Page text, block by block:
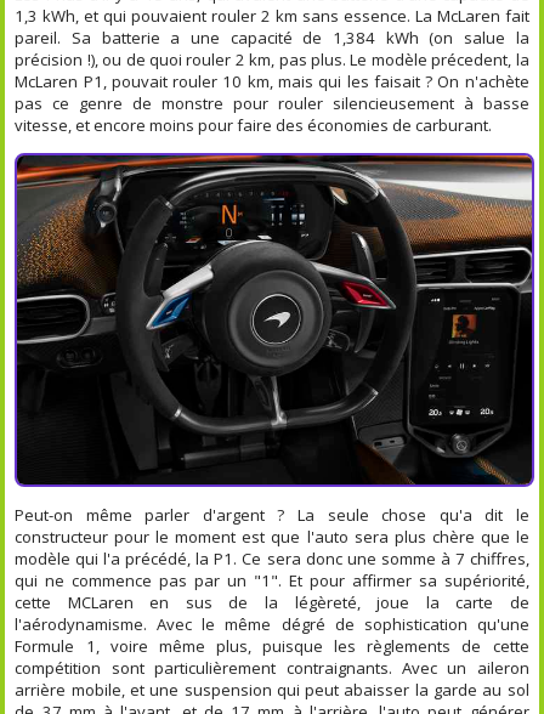
1,3 kWh, et qui pouvaient rouler 2 km sans essence. La McLaren fait
pareil. Sa batterie a une capacité de 1,384 kWh (on salue la
précision !), ou de quoi rouler 2 km, pas plus. Le modèle précedent, la
McLaren P1, pouvait rouler 10 km, mais qui les faisait ? On n'achète
pas ce genre de monstre pour rouler silencieusement à basse
vitesse, et encore moins pour faire des économies de carburant.
Peut-on même parler d'argent ? La seule chose qu'a dit le
constructeur pour le moment est que l'auto sera plus chère que le
modèle qui l'a précédé, la P1. Ce sera donc une somme à 7 chiffres,
qui ne commence pas par un "1". Et pour affirmer sa supériorité,
cette MCLaren en sus de la légèreté, joue la carte de
l'aérodynamisme. Avec le même dégré de sophistication qu'une
Formule 1, voire même plus, puisque les règlements de cette
compétition sont particulièrement contraignants. Avec un aileron
arrière mobile, et une suspension qui peut abaisser la garde au sol